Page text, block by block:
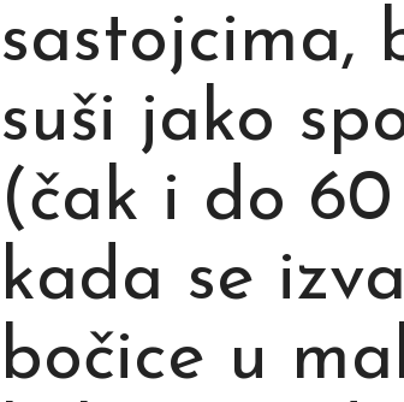
sastojcima,
suši jako
(čak i do 60
kada se
bočice u